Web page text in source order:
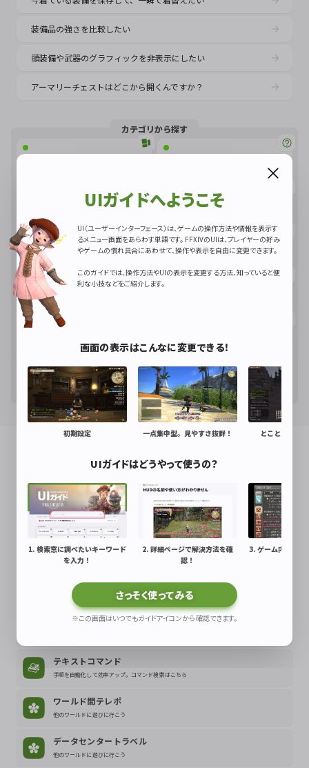
装備品の強さを比較したい
頭装備や武器のグラフィックを非表示にしたい
アーマリーチェストはどこから開くんですか？
カテゴリから探す
装備品／所持品 おしゃれを楽しもう
アイテムの取引 自己紹介しよう
コミュニケーション
アラガントームストーン
関連サイトもチェックしよう！
ゲームマニュアル
冒険を進めるために必要な基本情報を紹介
ジョブガイド
各ジョブのバトルアクションを詳しく解説
クラフター・ギャザラーガイド
クラフター・ギャザラーの遊び方、アクションを詳しく解説
エオルゼアデータベース
テキストコマンド
手順を自動化して効率アップ。コマンド検索はこちら
ワールド間テレポ
他のワールドに遊びに行こう
データセンタートラベル
他のワールドに遊びに行こう
UIガイドへようこそ
UI（ユーザーインターフェース）は、ゲームの操作方法や情報を表示す
るメニュー画面をあらわす単語です。 FFXIVのUIは、プレイヤーの好み
やゲームの慣れ具合にあわせて、操作や表示を自由に変更できます。
このガイドでは、操作方法やUIの表示を変更する方法、知っていると便
利な小技などをご紹介します。
画面の表示はこんなに変更できる！
初期設定 一点集中型。見やすさ抜群！ とことんカス
UIガイドはどうやって使うの？
1. 検索窓に調べたいキーワード
を入力！
2. 詳細ページで解決方法を確
認！
3. ゲーム内で解決
さっそく使ってみる
※この画面はいつでもガイドアイコンから確認できます。